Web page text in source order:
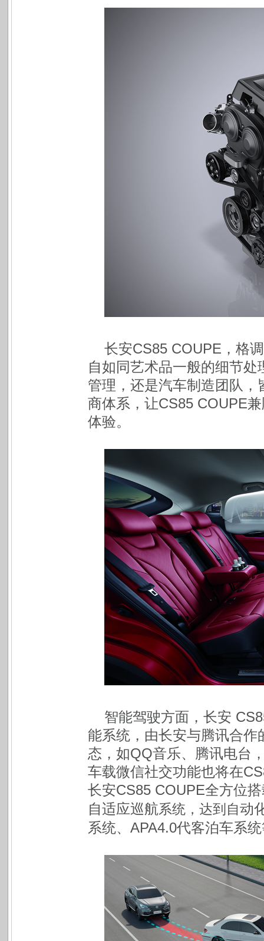
长安CS85 COUPE，格
自如同艺术品一般的细节
管理，还是汽车制造团队
商体系， 让CS85 COUPE
体验。
智能驾驶方面，长安
能系统，由长安与腾讯合
态，如QQ音乐、腾讯电台
车载微信社交功能也将在
长安CS85 COUPE全方位
自适应巡航系统，达到自动
系统、APA4.0代客泊车系